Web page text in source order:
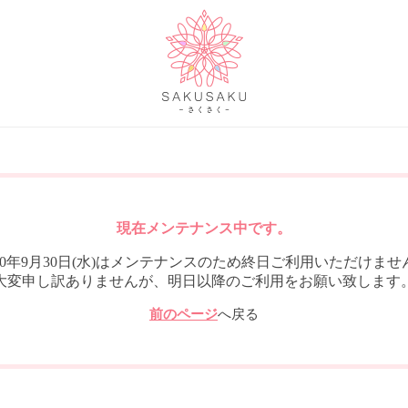
現在メンテナンス中です。
年9月30日(水)はメンテナンスのため終日ご利用いただけませ
変申し訳ありませんが、明日以降のご利用をお願い致します
前のページへ戻る